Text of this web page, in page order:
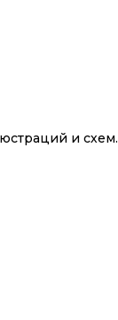
и схем.